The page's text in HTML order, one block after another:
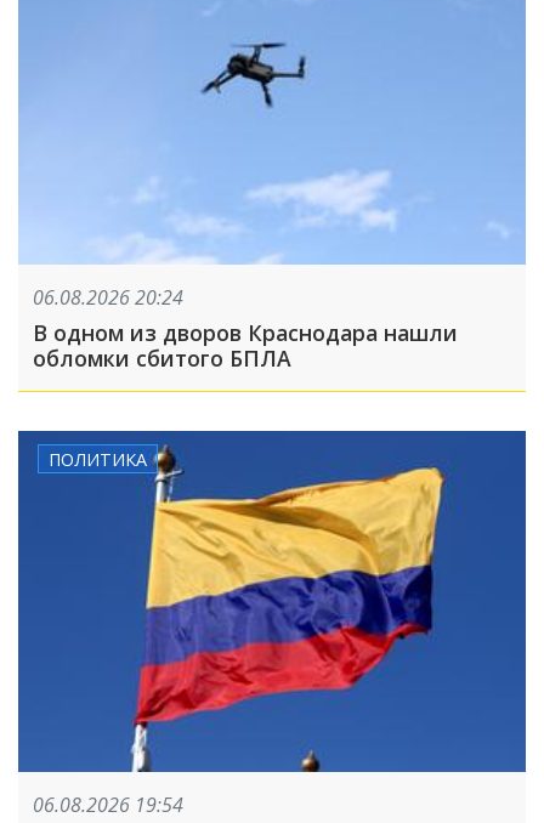
06.08.2026 20:24
В одном из дворов Краснодара нашли
обломки сбитого БПЛА
ПОЛИТИКА
06.08.2026 19:54